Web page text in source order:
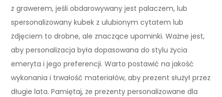
z grawerem, jeśli obdarowywany jest palaczem, lub
spersonalizowany kubek z ulubionym cytatem lub
zdjęciem to drobne, ale znaczące upominki. Ważne jest,
aby personalizacja była dopasowana do stylu życia
emeryta i jego preferencji. Warto postawić na jakość
wykonania i trwałość materiałów, aby prezent służył przez
długie lata. Pamiętaj, że prezenty personalizowane dla